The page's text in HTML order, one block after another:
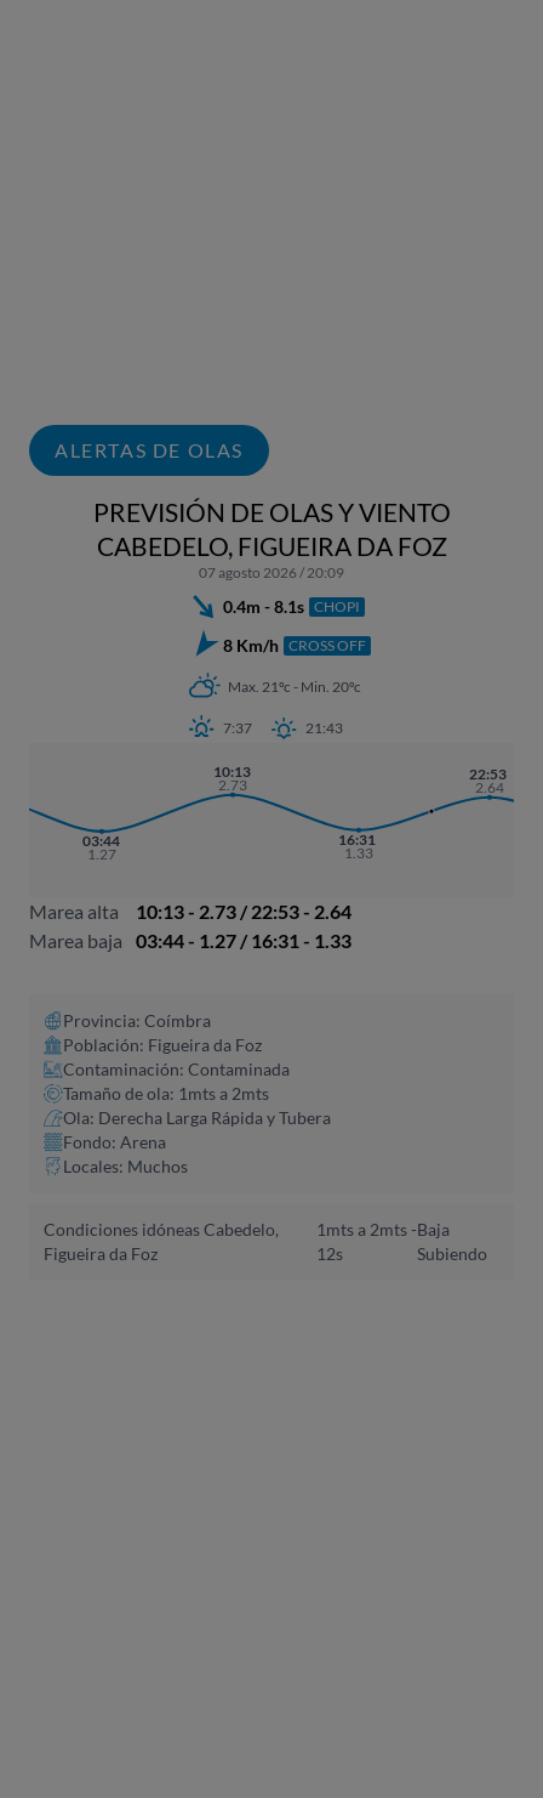
ALERTAS DE OLAS
PREVISIÓN DE OLAS Y VIENTO
CABEDELO, FIGUEIRA DA FOZ
07 agosto 2026 / 20:09
0.4m - 8.1s CHOPI
8 Km/h CROSS OFF
Max. 21ºc - Min. 20ºc
7:37 21:43
03:44
1.27
10:13
2.73
16:31
1.33
22:53
2.64
Marea alta
10:13 - 2.73 / 22:53 - 2.64
Marea baja
03:44 - 1.27 / 16:31 - 1.33
Provincia: Coímbra
Población: Figueira da Foz
Contaminación: Contaminada
Tamaño de ola: 1mts a 2mts
Ola: Derecha Larga Rápida y Tubera
Fondo: Arena
Locales: Muchos
Condiciones idóneas Cabedelo,
Figueira da Foz
1mts a 2mts -
12s
Baja
Subiendo